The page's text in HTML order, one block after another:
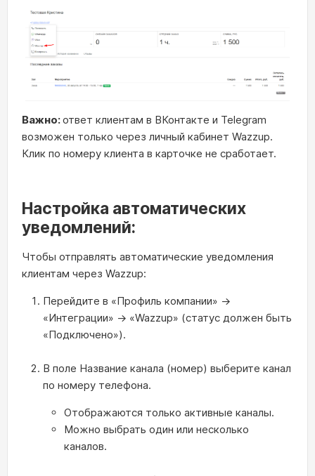
Важно:ответ клиентам в ВКонтакте и Telegram
возможен только через личный кабинет Wazzup.
Клик по номеру клиента в карточке не сработает.
Настройка автоматических
уведомлений:
Чтобы отправлять автоматические уведомления
клиентам через Wazzup:
Перейдите в «Профиль компании» →
«Интеграции» → «Wazzup» (статус должен быть
«Подключено»).
В поле Название канала (номер) выберите канал
по номеру телефона.
Отображаются только активные каналы.
Можно выбрать один или несколько
каналов.